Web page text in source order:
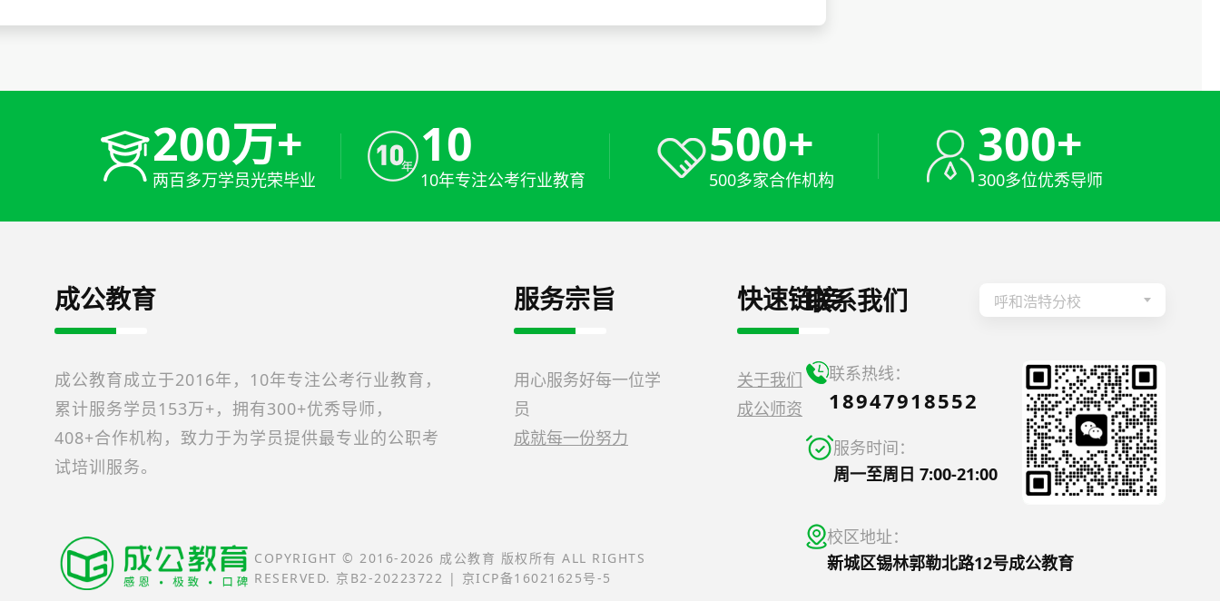
200万+
两百多万学员光荣毕业
10
10年专注公考行业教育
500+
500多家合作机构
300+
300多位优秀导师
成公教育
成公教育成立于2016年，10年专注公考行业教育，
累计服务学员153万+，拥有300+优秀导师，
408+合作机构，致力于为学员提供最专业的公职考
试培训服务。
服务宗旨
用心服务好每一位学
员
成就每一份努力
快速链接
关于我们
成公师资
COPYRIGHT © 2016-2026 成公教育 版权所有 ALL RIGHTS
RESERVED. 京B2-20223722 | 京ICP备16021625号-5
联系我们 呼和浩特分校
联系热线：
18947918552
服务时间：
周一至周日 7:00-21:00
校区地址：
新城区锡林郭勒北路12号成公教育